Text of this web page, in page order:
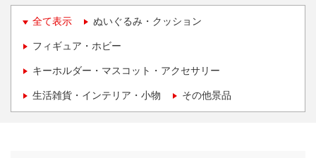
全て表示 ぬいぐるみ・クッション
フィギュア・ホビー
キーホルダー・マスコット・アクセサリー
生活雑貨・インテリア・小物 その他景品